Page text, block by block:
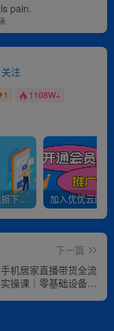
pain.
关注
1 1108W+
全网VIP课程 无损下载~
下一篇
机居家直播带货全流
操课｜零基础设备调